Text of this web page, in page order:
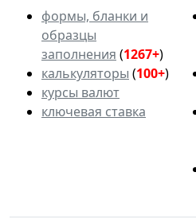
формы, бланки и
образцы
заполнения (1267+)
калькуляторы (100+)
курсы валют
ключевая ставка